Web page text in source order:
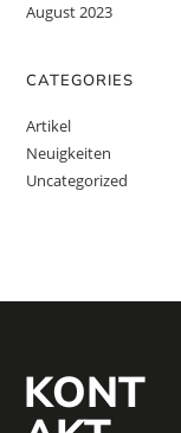
August 2023
CATEGORIES
Artikel
Neuigkeiten
Uncategorized
KONT